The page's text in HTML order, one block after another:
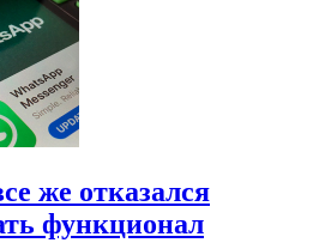
же отказался
функционал